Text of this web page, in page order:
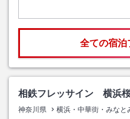
全ての宿泊
相鉄フレッサイン 横浜
神奈川県 横浜・中華街・みなと